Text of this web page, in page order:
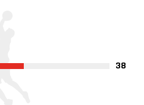
38